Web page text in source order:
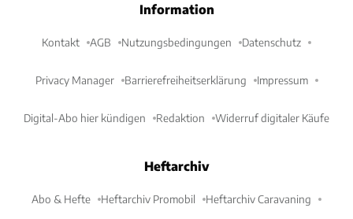
Information
Kontakt AGB Nutzungsbedingungen Datenschutz
Privacy Manager Barrierefreiheitserklärung Impressum
Digital-Abo hier kündigen Redaktion Widerruf digitaler Käufe
Heftarchiv
Abo & Hefte Heftarchiv Promobil Heftarchiv Caravaning